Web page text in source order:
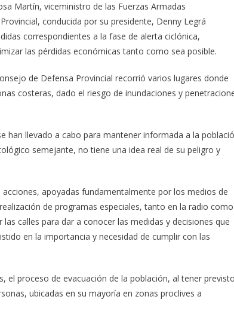
Martín, viceministro de las Fuerzas Armadas
conducida por su presidente, Denny Legrá
correspondientes a la fase de alerta ciclónica,
las pérdidas económicas tanto como sea posible.
de Defensa Provincial recorrió varios lugares donde
costeras, dado el riesgo de inundaciones y
han llevado a cabo para mantener informada a la
semejante, no tiene una idea real de su peligro y
apoyadas fundamentalmente por los medios de
de programas especiales, tanto en la radio como
calles para dar a conocer las medidas y decisiones que
en la importancia y necesidad de cumplir con las
el proceso de evacuación de la población, al tener
ubicadas en su mayoría en zonas proclives a